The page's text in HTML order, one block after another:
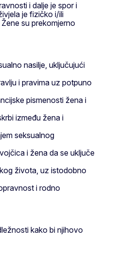
i dalje je spor i
je fizičko i/ili
su prekomjerno
nasilje, uključujući
i pravima uz potpuno
pismenosti žena i
između žena i
seksualnog
i žena da se uključe
života, uz istodobno
i rodno
kako bi njihovo